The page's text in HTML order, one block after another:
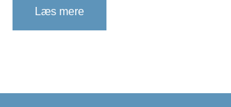
Læs mere